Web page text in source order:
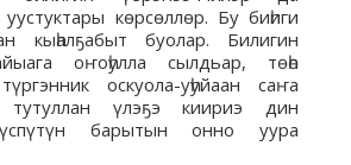
көрсөллөр. Бу биһиги
кыһалҕабыт буолар. Билигин
оҥоһулла сылдьар, төһө
оскуола-уһуйаан саҥа
тутуллан үлэҕэ киириэ дин
барытын онно уура